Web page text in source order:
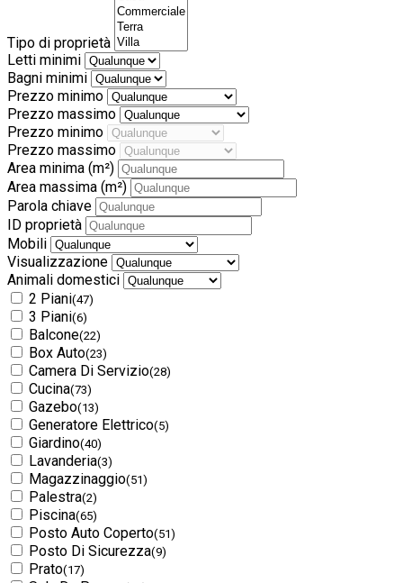
Tipo di proprietà
Letti minimi
Bagni minimi
Prezzo minimo
Prezzo massimo
Prezzo minimo
Prezzo massimo
Area minima (m²)
Area massima (m²)
Parola chiave
ID proprietà
Mobili
Visualizzazione
Animali domestici
2 Piani(47)
3 Piani(6)
Balcone(22)
Box Auto(23)
Camera Di Servizio(28)
Cucina(73)
Gazebo(13)
Generatore Elettrico(5)
Giardino(40)
Lavanderia(3)
Magazzinaggio(51)
Palestra(2)
Piscina(65)
Posto Auto Coperto(51)
Posto Di Sicurezza(9)
Prato(17)